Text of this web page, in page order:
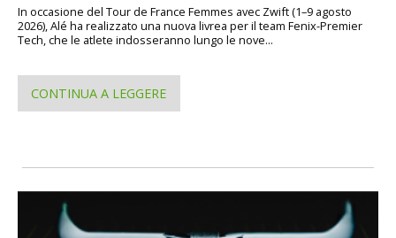
In occasione del Tour de France Femmes avec Zwift (1–9 agosto
2026), Alé ha realizzato una nuova livrea per il team Fenix-Premier
Tech, che le atlete indosseranno lungo le nove...
CONTINUA A LEGGERE